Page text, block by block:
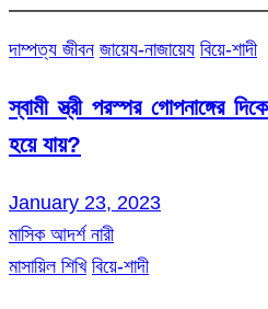
দাম্পত্য জীবন জায়েয-নাজায়েয বিয়ে-শাদী
স্বামী স্ত্রী পরস্পর গোপনাঙ্গের
হয়ে যায়?
January 23, 2023
মাসিক আদর্শ নারী
মাসায়িল শিখি বিয়ে-শাদী